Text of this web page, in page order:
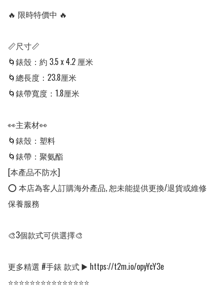
🔥 限時特價中 🔥
📏尺寸📏
🌀錶殼：約 3.5 x 4.2 厘米
🌀總長度：23.8厘米
🌀錶帶寬度：1.8厘米
👀主素材👀
🌀錶殼：塑料
🌀錶帶：聚氨酯
[本產品不防水]
⭕ 本店為客人訂購海外產品, 恕未能提供更換/退貨或維修
保養服務
🎨3個款式可供選擇🎨
更多精選 #手錶 款式 ▶️ https://t2m.io/opyYcY3e
⭐⭐⭐⭐⭐⭐⭐⭐⭐⭐⭐⭐⭐⭐⭐